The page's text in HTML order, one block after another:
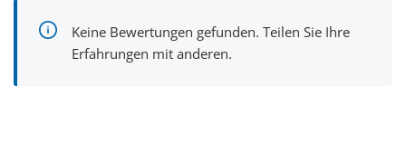
Keine Bewertungen gefunden. Teilen Sie Ihre
Erfahrungen mit anderen.